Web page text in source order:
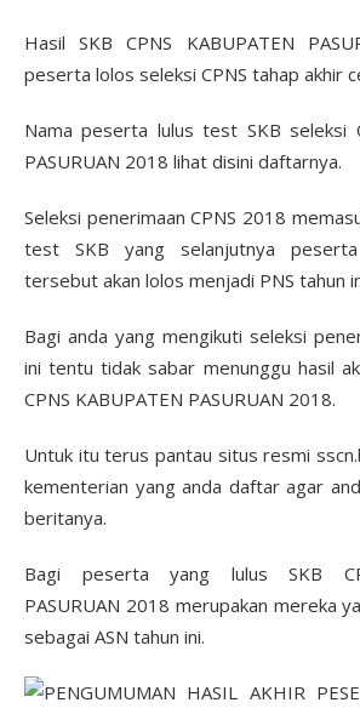
Hasil SKB CPNS KABUPATEN
peserta lolos seleksi CPNS tahap akhir
Nama peserta lulus test SKB seleksi
PASURUAN 2018 lihat disini daftarnya.
Seleksi penerimaan CPNS 2018
test SKB yang selanjutnya
tersebut akan lolos menjadi PNS tahun
Bagi anda yang mengikuti seleksi
ini tentu tidak sabar menunggu hasil
CPNS KABUPATEN PASURUAN 2018.
Untuk itu terus pantau situs resmi
kementerian yang anda daftar agar
beritanya.
Bagi peserta yang lulus SKB
PASURUAN 2018 merupakan mereka
sebagai ASN tahun ini.